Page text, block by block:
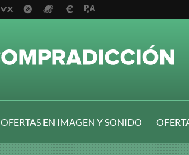
OFERTAS EN IMAGEN Y SONIDO